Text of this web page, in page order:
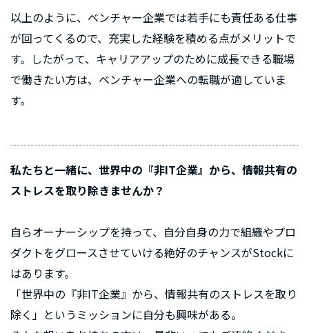
以上のように、ベンチャー企業では若手にも責任ある仕事
が回ってくるので、充実した経験を積める点がメリットで
す。したがって、キャリアアップのために成長できる職場
で働きたい方は、ベンチャー企業への転職が適していま
す。
私たちと一緒に、世界中の『非IT企業』から、情報共有の
ストレスを取り除きませんか？
自らオーナーシップを持って、自分自身の力で組織やプロ
ダクトをグロースさせていける絶好のチャンスがStockに
はあります。
「世界中の『非IT企業』から、情報共有のストレスを取り
除く」というミッションに自分も興味がある。